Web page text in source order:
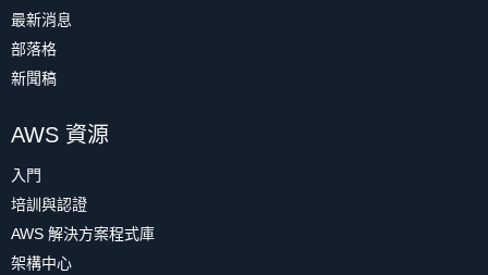
最新消息
部落格
新聞稿
AWS 資源
入門
培訓與認證
AWS 解決方案程式庫
架構中心